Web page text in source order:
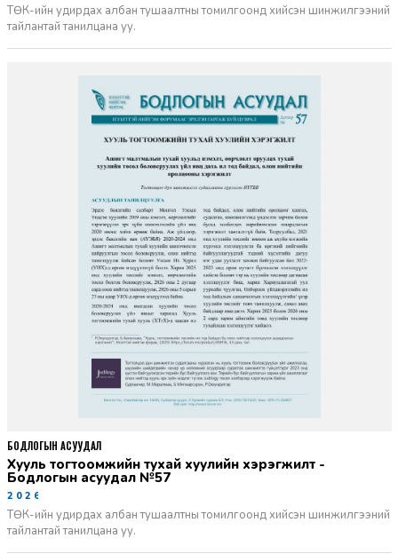
ТӨК-ийн удирдах албан тушаалтны томилгоонд хийсэн шинжилгээний
тайлантай танилцана уу.
Хууль тогтоомжийн тухай хуулийн хэрэгжилт -
Бодлогын асуудал №57
2026-06-02
ТӨК-ийн удирдах албан тушаалтны томилгоонд хийсэн шинжилгээний
тайлантай танилцана уу.
БОДЛОГЫН АСУУДАЛ